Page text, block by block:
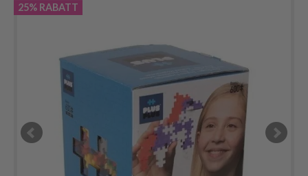
25% RABATT